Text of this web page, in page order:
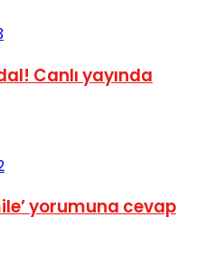
Canlı yayında
yorumuna cevap